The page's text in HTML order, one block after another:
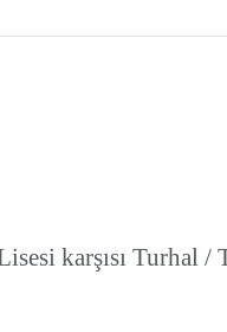
karşısı Turhal /